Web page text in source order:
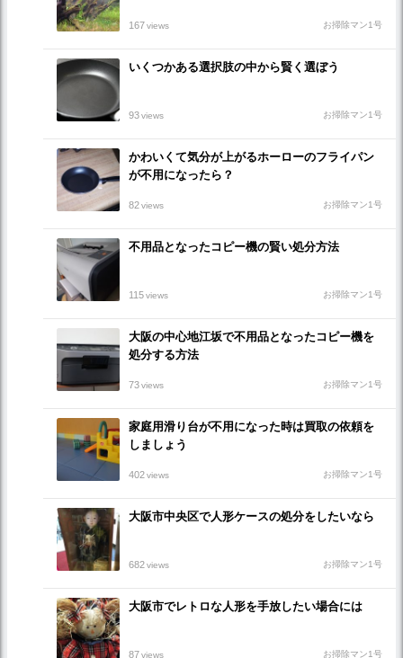
167views お掃除マン1号
いくつかある選択肢の中から賢く選ぼう
93views お掃除マン1号
かわいくて気分が上がるホーローのフライパン
が不用になったら？
82views お掃除マン1号
不用品となったコピー機の賢い処分方法
115views お掃除マン1号
大阪の中心地江坂で不用品となったコピー機を
処分する方法
73views お掃除マン1号
家庭用滑り台が不用になった時は買取の依頼を
しましょう
402views お掃除マン1号
大阪市中央区で人形ケースの処分をしたいなら
682views お掃除マン1号
大阪市でレトロな人形を手放したい場合には
87views お掃除マン1号